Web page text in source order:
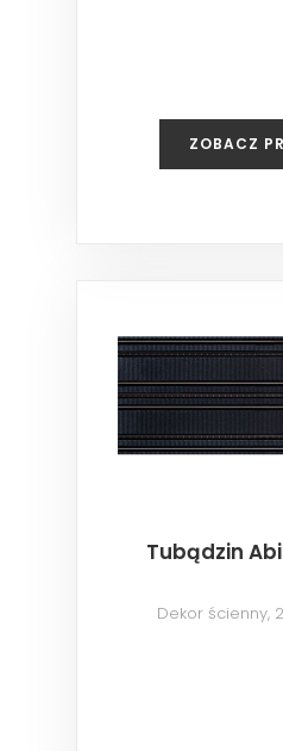
ZOBACZ
Tubądzin
Dekor ścienny,